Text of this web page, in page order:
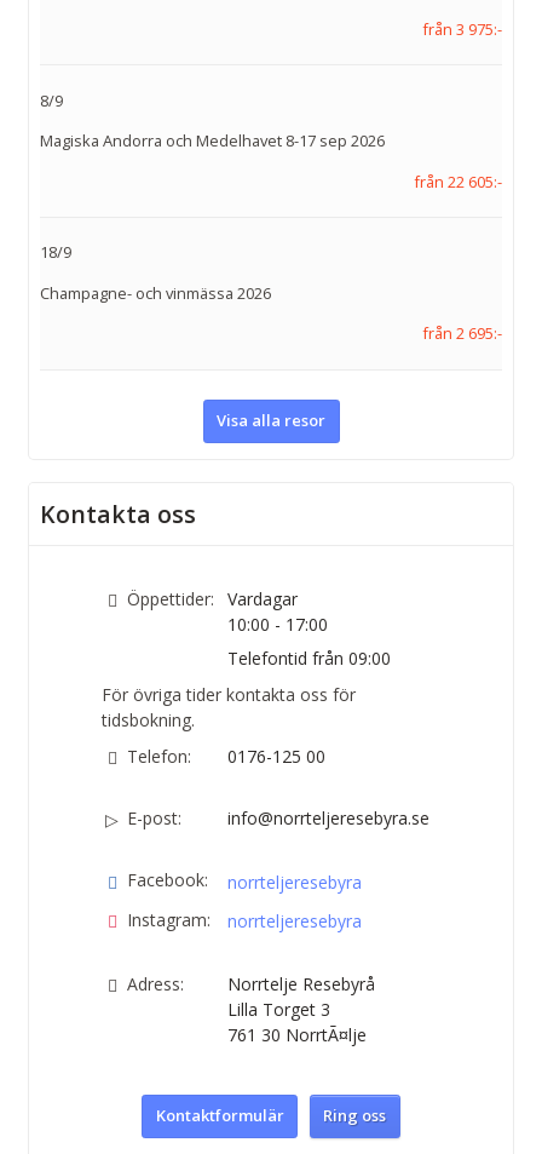
från 3 975:-
8/9
Magiska Andorra och Medelhavet 8-17 sep 2026
från 22 605:-
18/9
Champagne- och vinmässa 2026
från 2 695:-
Visa alla resor
Kontakta oss
Öppettider:
Vardagar
10:00 - 17:00
Telefontid från 09:00
För övriga tider kontakta oss för
tidsbokning.
Telefon:
0176-125 00
E-post: info@norrteljeresebyra.se
Facebook:
norrteljeresebyra
Instagram:
norrteljeresebyra
Adress:
Norrtelje Resebyrå
Lilla Torget 3
761 30 NorrtÃ¤lje
Kontaktformulär Ring oss